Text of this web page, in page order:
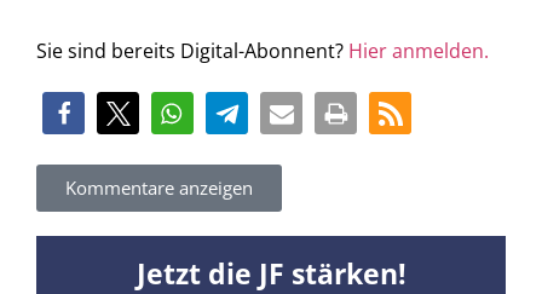
Sie sind bereits Digital-Abonnent? Hier anmelden.
Kommentare anzeigen
Jetzt die JF stärken!